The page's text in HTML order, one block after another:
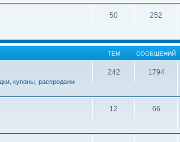
50 252
ТЕМ СООБЩЕНИЙ
купоны, распродажи
242 1794
12 66